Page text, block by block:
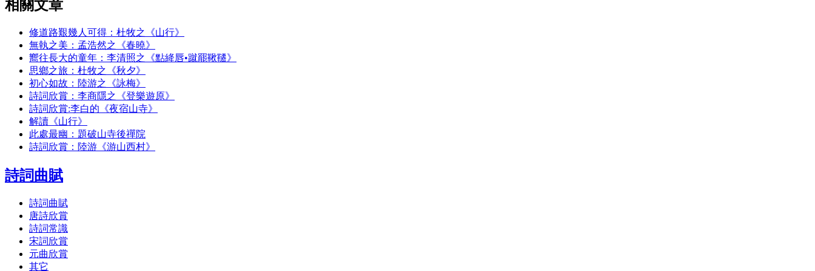
相關文章
修道路艱幾人可得：杜牧之《山行》
無執之美：孟浩然之《春曉》
嚮往長大的童年：李清照之《點絳唇•蹴罷鞦韆》
思鄉之旅：杜牧之《秋夕》
初心如故：陸游之《詠梅》
詩詞欣賞：李商隱之《登樂遊原》
詩詞欣賞:李白的《夜宿山寺》
解讀《山行》
此處最幽：題破山寺後禪院
詩詞欣賞：陸游《游山西村》
詩詞曲賦
詩詞曲賦
唐詩欣賞
詩詞常識
宋詞欣賞
元曲欣賞
其它